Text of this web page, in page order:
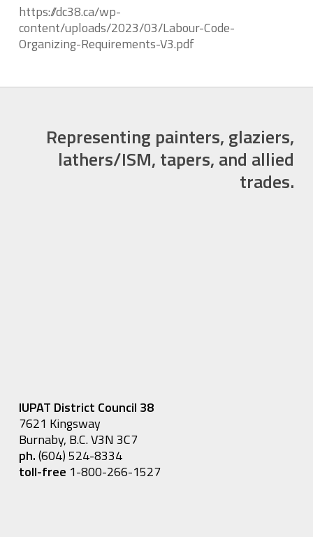
https://dc38.ca/wp-
content/uploads/2023/03/Labour-Code-
Organizing-Requirements-V3.pdf
Representing painters, glaziers,
lathers/ISM, tapers, and allied
trades.
IUPAT District Council 38
7621 Kingsway
Burnaby, B.C. V3N 3C7
ph.(604) 524-8334
toll-free 1-800-266-1527